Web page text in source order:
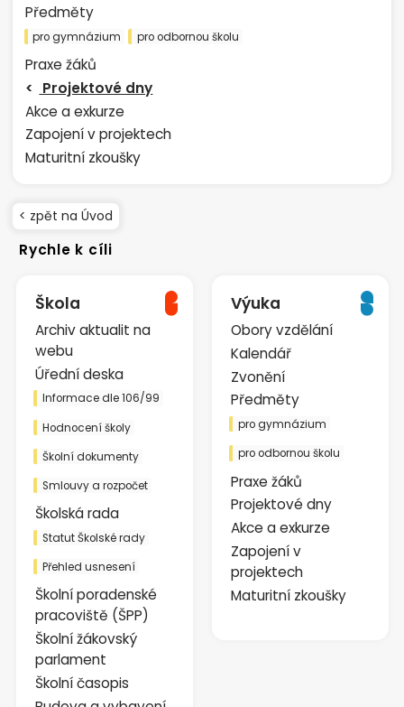
Předměty
pro gymnázium pro odbornou školu
Praxe žáků
Projektové dny
Akce a exkurze
Zapojení v projektech
Maturitní zkoušky
< zpět na Úvod
Rychle k cíli
Škola
Archiv aktualit na
webu
Úřední deska
Informace dle 106/99
Hodnocení školy
Školní dokumenty
Smlouvy a rozpočet
Školská rada
Statut Školské rady
Přehled usnesení
Školní poradenské
pracoviště (ŠPP)
Školní žákovský
parlament
Školní časopis
Výuka
Obory vzdělání
Kalendář
Zvonění
Předměty
pro gymnázium
pro odbornou školu
Praxe žáků
Projektové dny
Akce a exkurze
Zapojení v
projektech
Maturitní zkoušky